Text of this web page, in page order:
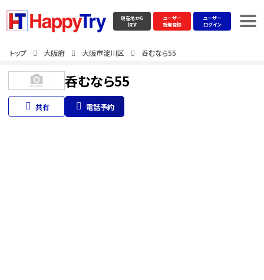
現在地から
探す
ユーザー
新規登録
ユーザー
ログイン
トップ 大阪府 大阪市淀川区 呑むなら55
呑むなら55
共有 電話予約